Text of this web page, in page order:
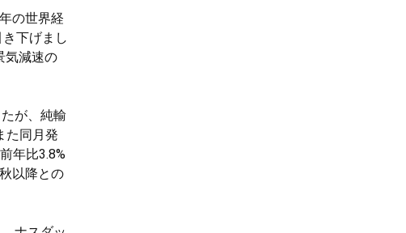
の世界経
下げまし
気減速の
が、純輸
た同月発
年比3.8%
以降との